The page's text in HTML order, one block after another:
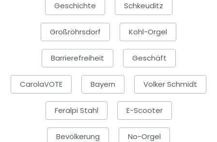
Geschichte Schkeuditz
Großröhrsdorf Kohl-Orgel
Barrierefreiheit Geschäft
CarolaVOTE Bayern Volker Schmidt
Feralpi Stahl E-Scooter
Bevölkerung No-Orgel